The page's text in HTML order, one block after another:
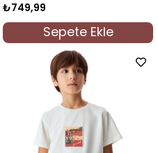
₺749,99
Sepete Ekle